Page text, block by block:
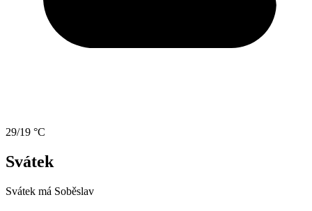
29/19 °C
Svátek
Svátek má Soběslav